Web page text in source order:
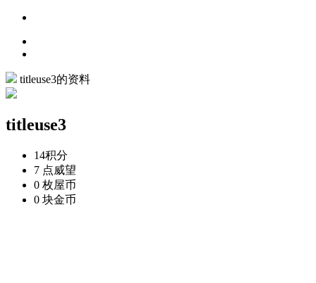
titleuse3的资料
titleuse3
14积分
7 点威望
0 枚屋币
0 块金币